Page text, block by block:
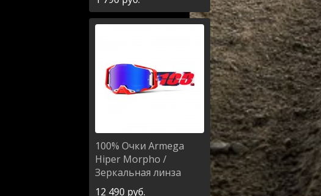
100% Очки Armega
Hiper Morpho /
Зеркальная линза
12 490 руб.